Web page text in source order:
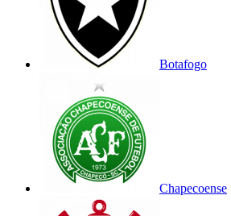
Botafogo
Chapecoense